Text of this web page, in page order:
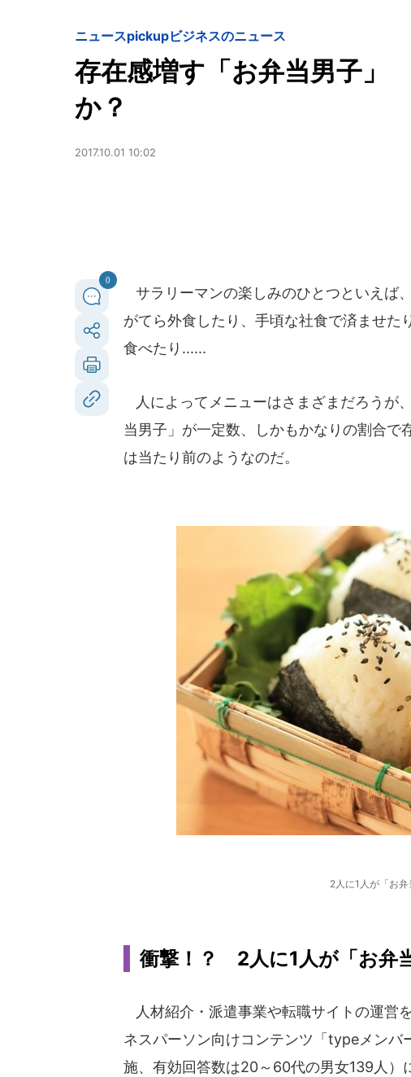
ニュースpickupビジネスのニュース
存在感増す「お弁当男子
か？
2017.10.01 10:02
0
サラリーマンの楽しみのひとつといえば
がてら外食したり、手頃な社食で済ませ
食べたり......
人によってメニューはさまざまだろうが
当男子」が一定数、しかもかなりの割合で
は当たり前のようなのだ。
2人に1人が「お弁
衝撃！？ 2人に1人が「お弁
人材紹介・派遣事業や転職サイトの運営
ネスパーソン向けコンテンツ「typeメンバ
施、有効回答数は20～60代の男女139人）